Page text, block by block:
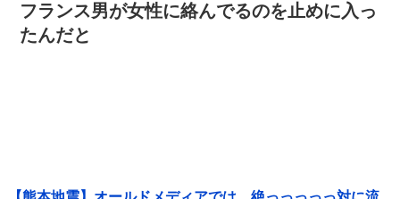
フランス男が女性に絡んでるのを止めに入っ
たんだと